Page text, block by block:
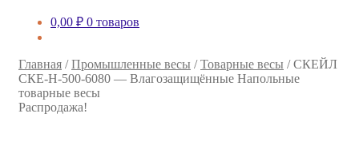
0,00 ₽ 0 товаров
Главная /Промышленные весы /Товарные весы /СКЕЙЛ
СКЕ-Н-500-6080 — Влагозащищённые Напольные
товарные весы
Распродажа!